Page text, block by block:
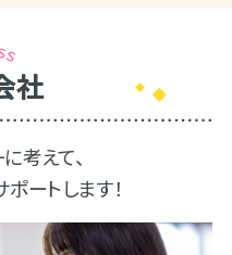
社
考えて、
ートします！